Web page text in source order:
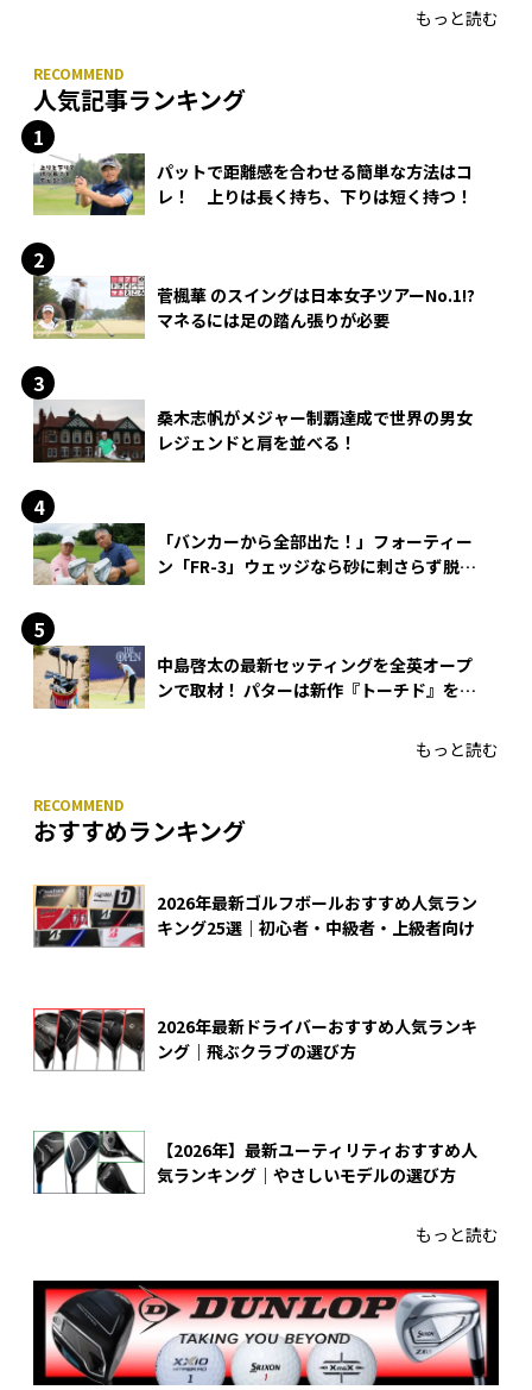
もっと読む
人気記事ランキング
パットで距離感を合わせる簡単な方法はコ
レ！ 上りは長く持ち、下りは短く持つ！
菅楓華 のスイングは日本女子ツアーNo.1!?
マネるには足の踏ん張りが必要
桑木志帆がメジャー制覇達成で世界の男女
レジェンドと肩を並べる！
「バンカーから全部出た！」フォーティー
ン「FR-3」ウェッジなら砂に刺さらず脱出
中島啓太の最新セッティングを全英オープ
ンで取材！ パターは新作『トーチド』を投
もっと読む
おすすめランキング
2026年最新ゴルフボールおすすめ人気ラン
キング25選｜初心者・中級者・上級者向け
2026年最新ドライバーおすすめ人気ランキ
ング｜飛ぶクラブの選び方
【2026年】最新ユーティリティおすすめ人
気ランキング｜やさしいモデルの選び方
もっと読む